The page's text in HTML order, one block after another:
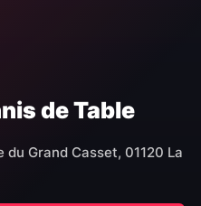
de Table
Grand Casset, 01120 La